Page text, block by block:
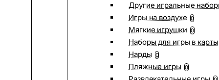
Другие игральные
Игры на воздухе 0
Мягкие игрушки 0
Наборы для игры в карты
Нарды 0
Пляжные игры 0